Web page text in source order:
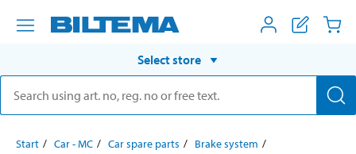
Select store
Start Car - MC Car spare parts
Brake system